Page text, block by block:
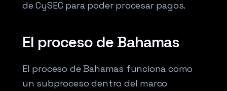
de CySEC para poder procesar pagos.
El proceso de Bahamas
El proceso de Bahamas funciona como
un subproceso dentro del marco